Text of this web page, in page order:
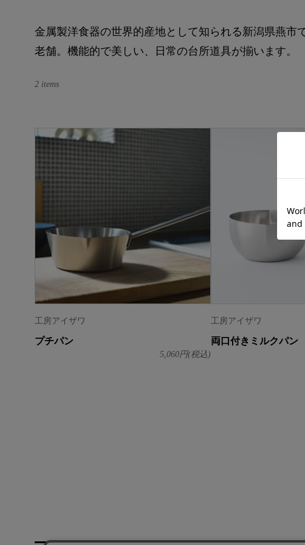
金属製洋食器の世界的産地として知られる新潟県燕
老舗。機能的で美しい、日常の台所道具が揃います。
2 items
工房アイザワ
プチパン
5,060円(税込)
工房アイザワ
両口付きミルクパン